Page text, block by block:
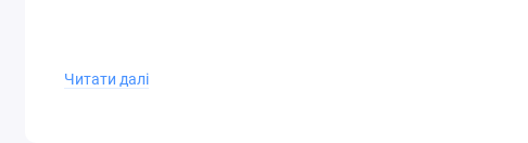
Читати далі